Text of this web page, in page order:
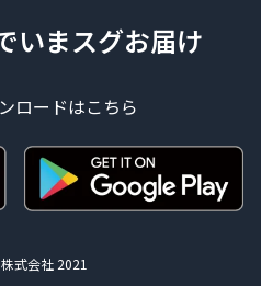
いまスグお届け
ロードはこちら
式会社 2021